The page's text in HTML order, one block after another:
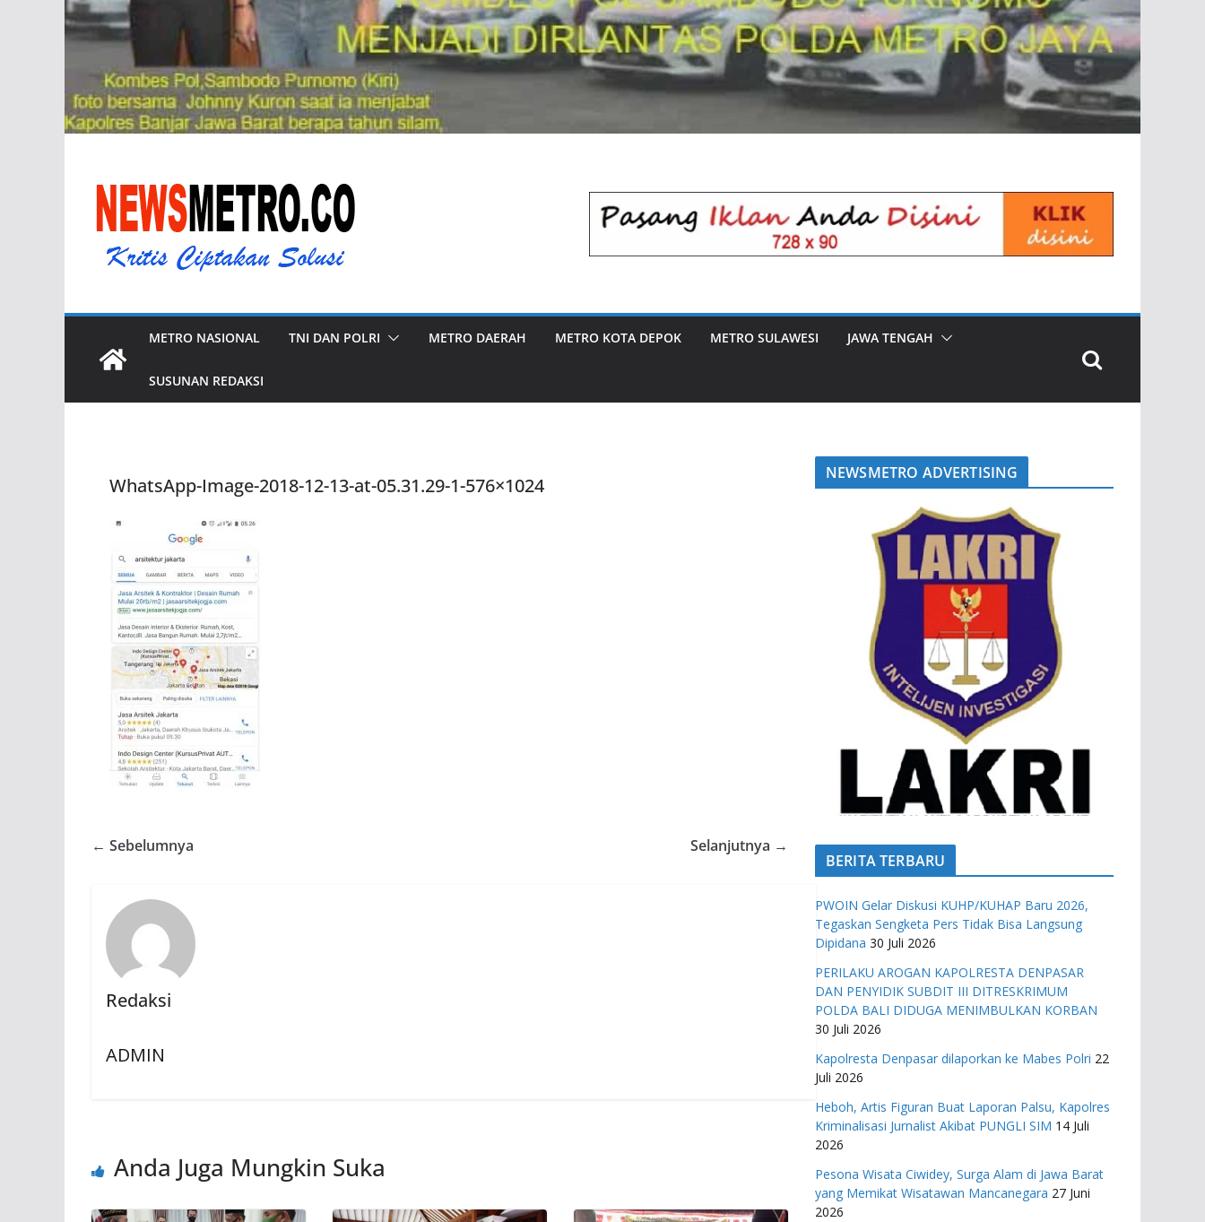
METRO NASIONAL TNI DAN POLRI METRO DAERAH METRO KOTA DEPOK METRO SULAWESI JAWA TENGAH
SUSUNAN REDAKSI
WhatsApp-Image-2018-12-13-at-05.31.29-1-576×1024
← Sebelumnya Selanjutnya →
Redaksi
ADMIN
Anda Juga Mungkin Suka
NEWSMETRO ADVERTISING
BERITA TERBARU
PWOIN Gelar Diskusi KUHP/KUHAP Baru 2026,
Tegaskan Sengketa Pers Tidak Bisa Langsung
Dipidana 30 Juli 2026
PERILAKU AROGAN KAPOLRESTA DENPASAR
DAN PENYIDIK SUBDIT III DITRESKRIMUM
POLDA BALI DIDUGA MENIMBULKAN KORBAN
30 Juli 2026
Kapolresta Denpasar dilaporkan ke Mabes Polri 22
Juli 2026
Heboh, Artis Figuran Buat Laporan Palsu, Kapolres
Kriminalisasi Jurnalist Akibat PUNGLI SIM 14 Juli
2026
Pesona Wisata Ciwidey, Surga Alam di Jawa Barat
yang Memikat Wisatawan Mancanegara 27 Juni
2026